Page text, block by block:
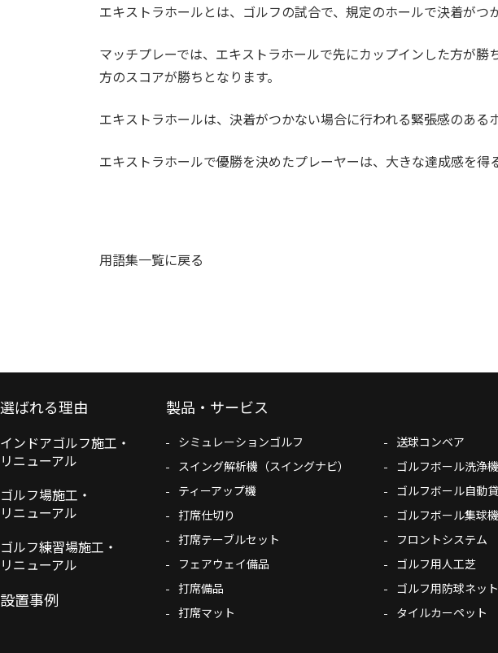
エキストラホールとは、ゴルフの試合で、規定のホールで決着がつ
マッチプレーでは、エキストラホールで先にカップインした方が
方のスコアが勝ちとなります。
エキストラホールは、決着がつかない場合に行われる緊張感のある
エキストラホールで優勝を決めたプレーヤーは、大きな達成感を得
用語集一覧に戻る
選ばれる理由
インドアゴルフ施工・
リニューアル
ゴルフ場施工・
リニューアル
ゴルフ練習場施工・
リニューアル
設置事例
製品・サービス
シミュレーションゴルフ
スイング解析機（スイングナビ）
ティーアップ機
打席仕切り
打席テーブルセット
フェアウェイ備品
打席備品
打席マット
送球コンベア
ゴルフボール洗浄機
ゴルフボール自動
ゴルフボール集球機
フロントシステム
ゴルフ用人工芝
ゴルフ用防球ネット
タイルカーペット